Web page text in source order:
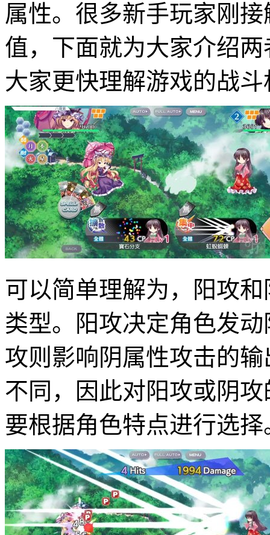
属性。很多新手玩家刚
值，下面就为大家介绍
大家更快理解游戏的战斗
可以简单理解为，阳攻
类型。阳攻决定角色发
攻则影响阴属性攻击的
不同，因此对阳攻或阴
要根据角色特点进行选择